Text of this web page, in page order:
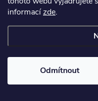
informacízde.
Odmítnout